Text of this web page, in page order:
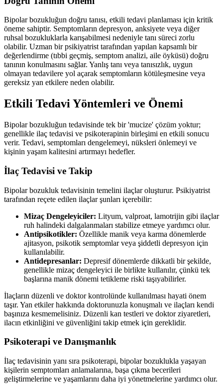
Bipolar bozukluğun doğru tanısı, etkili tedavi planlaması için kritik
öneme sahiptir. Semptomların depresyon, anksiyete veya diğer
ruhsal bozukluklarla karışabilmesi nedeniyle tanı süreci zorlu
olabilir. Uzman bir psikiyatrist tarafından yapılan kapsamlı bir
değerlendirme (tıbbi geçmiş, semptom analizi, aile öyküsü) doğru
tanının konulmasını sağlar. Yanlış tanı veya tanısızlık, uygun
olmayan tedavilere yol açarak semptomların kötüleşmesine veya
gereksiz yan etkilere neden olabilir.
Etkili Tedavi Yöntemleri ve Önemi
Bipolar bozukluğun tedavisinde tek bir 'mucize' çözüm yoktur;
genellikle ilaç tedavisi ve psikoterapinin birleşimi en etkili sonucu
verir. Tedavi, semptomları dengelemeyi, nüksleri önlemeyi ve
kişinin yaşam kalitesini artırmayı hedefler.
İlaç Tedavisi ve Takip
Bipolar bozukluk tedavisinin temelini ilaçlar oluşturur. Psikiyatrist
tarafından reçete edilen ilaçlar şunları içerebilir:
Mizaç Dengeleyiciler: Lityum, valproat, lamotrijin gibi ilaçlar
ruh halindeki dalgalanmaları stabilize etmeye yardımcı olur.
Antipsikotikler: Özellikle manik veya karma dönemlerde
ajitasyon, psikotik semptomlar veya şiddetli depresyon için
kullanılabilir.
Antidepresanlar: Depresif dönemlerde dikkatli bir şekilde,
genellikle mizaç dengeleyici ile birlikte kullanılır, çünkü tek
başlarına manik dönemi tetikleme riski taşıyabilirler.
İlaçların düzenli ve doktor kontrolünde kullanılması hayati önem
taşır. Yan etkiler hakkında doktorunuzla konuşmalı ve ilaçları kendi
başınıza kesmemelisiniz. Düzenli kan testleri ve doktor ziyaretleri,
ilacın etkinliğini ve güvenliğini takip etmek için gereklidir.
Psikoterapi ve Danışmanlık
İlaç tedavisinin yanı sıra psikoterapi, bipolar bozuklukla yaşayan
kişilerin semptomları anlamalarına, başa çıkma becerileri
geliştirmelerine ve yaşamlarını daha iyi yönetmelerine yardımcı olur.